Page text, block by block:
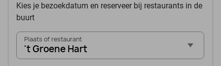
Kies je bezoekdatum en reserveer bij restaurants in de
buurt
Plaats of restaurant
't Groene Hart